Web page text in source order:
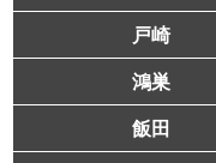
戸崎
鴻巣
飯田